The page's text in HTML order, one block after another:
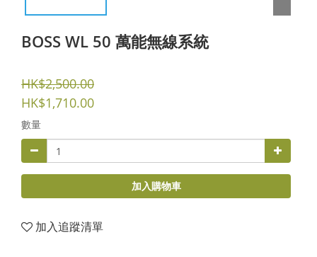
BOSS WL 50 萬能無線系統
HK$2,500.00
HK$1,710.00
數量
加入購物車
加入追蹤清單